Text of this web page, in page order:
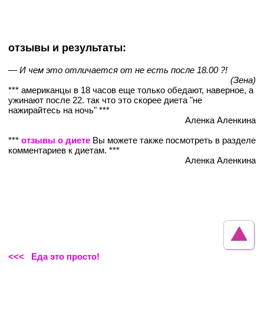
отзывы и результаты:
— И чем это отличается от не есть после 18.00 ?!
(Зена)
*** американцы в 18 часов еще только обедают, наверное, а
ужинают после 22. так что это скорее диета "не
нажирайтесь на ночь" ***
Аленка Аленкина
*** отзывы о диете Вы можете также посмотреть в разделе
комментариев к диетам. ***
Аленка Аленкина
<<< Еда это просто!